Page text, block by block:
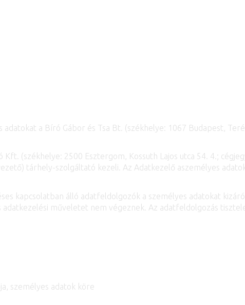
a Bíró Gábor és Tsa Bt. (székhelye: 1067 Budapest,
(székhelye: 2500 Esztergom, Kossuth Lajos utca 54. 4.;
tárhely-szolgáltató kezeli. Az Adatkezelő aszemélyes
kapcsolatban álló adatfeldolgozók a személyes adatokat
műveletet nem végeznek. Az adatfeldolgozás
személyes adatok köre